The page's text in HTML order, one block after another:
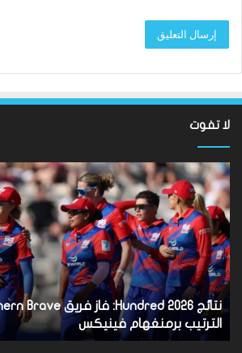
لا تفوت
نتائج
Hundred
2026:
فاز
فريق
Southern
Brave
على
متذيل
الترتيب
برمنغهام
الترتيب برمنغهام فينيكس